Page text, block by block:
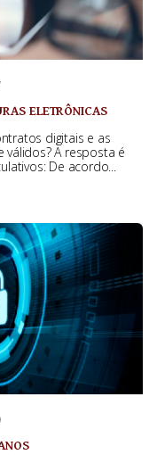
ELETRÔNICAS
digitais e as
A resposta é
De acordo...